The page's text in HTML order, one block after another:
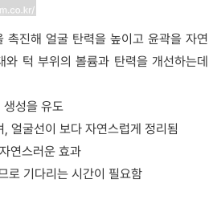
진해 얼굴 탄력을 높이고 윤곽을 자연
턱 부위의 볼륨과 탄력을 개선하는데
생성을 유도
얼굴선이 보다 자연스럽게 정리됨
연스러운 효과
로 기다리는 시간이 필요함